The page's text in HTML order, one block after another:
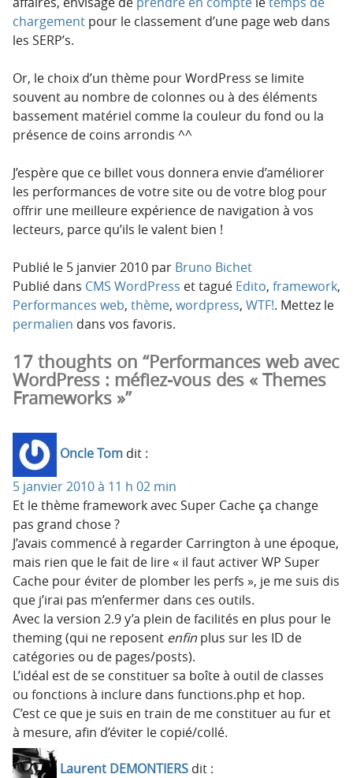
chargement pour le classement d’une page web dans
les SERP’s.
Or, le choix d’un thème pour WordPress se limite
souvent au nombre de colonnes ou à des éléments
bassement matériel comme la couleur du fond ou la
présence de coins arrondis ^^
J’espère que ce billet vous donnera envie d’améliorer
les performances de votre site ou de votre blog pour
offrir une meilleure expérience de navigation à vos
lecteurs, parce qu’ils le valent bien !
Publié le 5 janvier 2010 par Bruno Bichet
Publié dans CMS WordPress et tagué Edito, framework,
Performances web, thème, wordpress, WTF!. Mettez le
permalien dans vos favoris.
17 thoughts on “Performances web avec
WordPress : méfiez-vous des « Themes
Frameworks »”
Oncle Tom dit :
5 janvier 2010 à 11 h 02 min
Et le thème framework avec Super Cache ça change
pas grand chose ?
J’avais commencé à regarder Carrington à une époque,
mais rien que le fait de lire « il faut activer WP Super
Cache pour éviter de plomber les perfs », je me suis dis
que j’irai pas m’enfermer dans ces outils.
Avec la version 2.9 y’a plein de facilités en plus pour le
theming (qui ne reposent enfin plus sur les ID de
catégories ou de pages/posts).
L’idéal est de se constituer sa boîte à outil de classes
ou fonctions à inclure dans functions.php et hop.
C’est ce que je suis en train de me constituer au fur et
à mesure, afin d’éviter le copié/collé.
Laurent DEMONTIERS dit :